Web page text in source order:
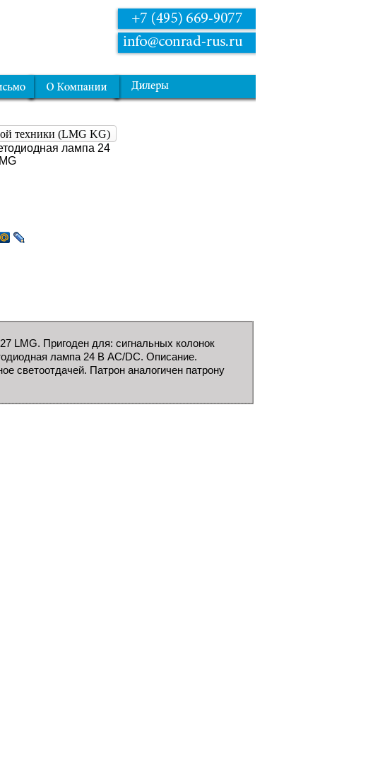
техники (LMG KG)
лампа 24
LMG. Пригоден для: сигнальных колонок
лампа 24 В AC/DC. Описание.
светоотдачей. Патрон аналогичен патрону